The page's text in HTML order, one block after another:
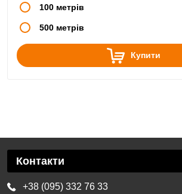
100 метрів
500 метрів
Купити
Контакти
+38 (095) 332 76 33